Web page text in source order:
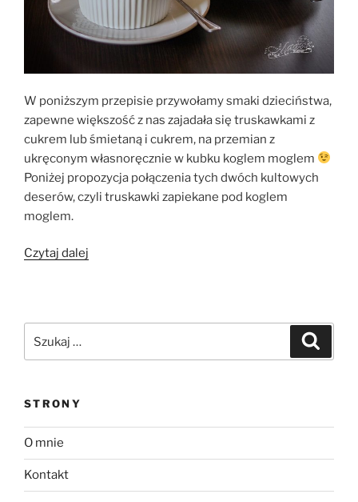
W poniższym przepisie przywołamy smaki dzieciństwa,
zapewne większość z nas zajadała się truskawkami z
cukrem lub śmietaną i cukrem, na przemian z
ukręconym własnoręcznie w kubku koglem moglem
Poniżej propozycja połączenia tych dwóch kultowych
deserów, czyli truskawki zapiekane pod koglem
moglem.
Czytaj dalej
STRONY
O mnie
Kontakt